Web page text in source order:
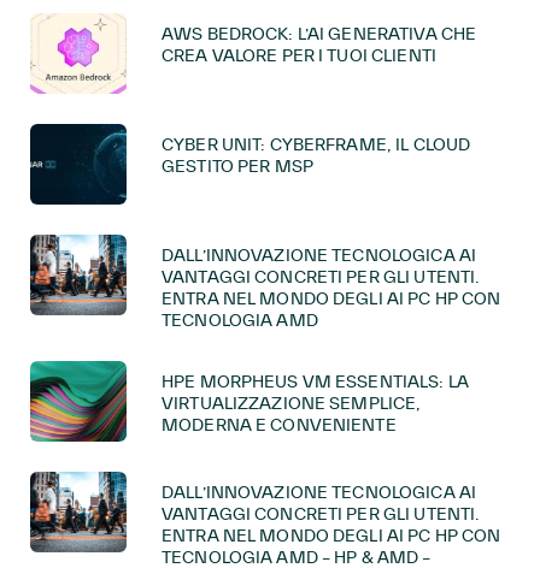
AWS BEDROCK: L’AI GENERATIVA CHE
CREA VALORE PER I TUOI CLIENTI
CYBER UNIT: CYBERFRAME, IL CLOUD
GESTITO PER MSP
DALL’INNOVAZIONE TECNOLOGICA AI
VANTAGGI CONCRETI PER GLI UTENTI.
ENTRA NEL MONDO DEGLI AI PC HP CON
TECNOLOGIA AMD
HPE MORPHEUS VM ESSENTIALS: LA
VIRTUALIZZAZIONE SEMPLICE,
MODERNA E CONVENIENTE
DALL’INNOVAZIONE TECNOLOGICA AI
VANTAGGI CONCRETI PER GLI UTENTI.
ENTRA NEL MONDO DEGLI AI PC HP CON
TECNOLOGIA AMD – HP & AMD –